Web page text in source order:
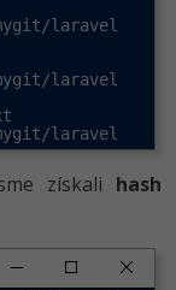
mygit/laravel
mygit/laravel
mygit/laravel
c/mygit/laravel
získali hash